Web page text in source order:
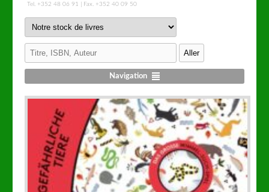
Tel. +352 48 06 91 | Fax. +352 40 09 50
Navigation